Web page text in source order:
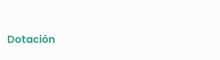
Dotación